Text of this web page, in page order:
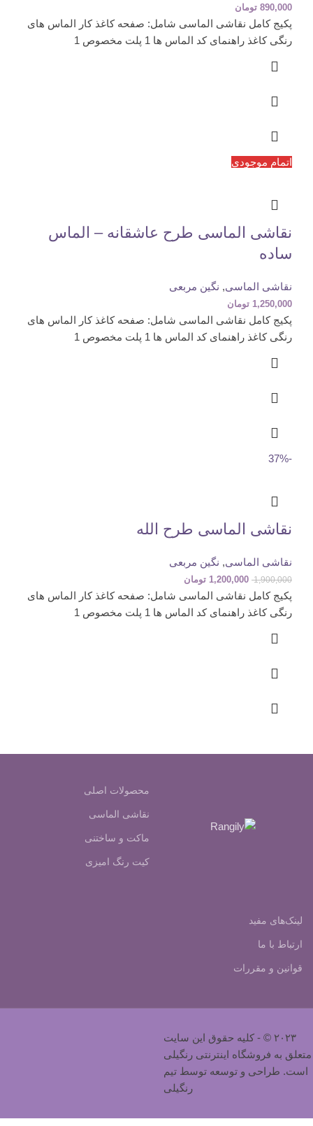
890,000 تومان
پکیج کامل نقاشی الماسی شامل: صفحه کاغذ کار الماس های
رنگی کاغذ راهنمای کد الماس ها 1 پلت مخصوص 1
اتمام موجودی
نقاشی الماسی طرح عاشقانه – الماس
ساده
نقاشی الماسی, نگین مربعی
1,250,000 تومان
پکیج کامل نقاشی الماسی شامل: صفحه کاغذ کار الماس های
رنگی کاغذ راهنمای کد الماس ها 1 پلت مخصوص 1
-37%
نقاشی الماسی طرح الله
نقاشی الماسی, نگین مربعی
1,900,000
1,200,000 تومان
پکیج کامل نقاشی الماسی شامل: صفحه کاغذ کار الماس های
رنگی کاغذ راهنمای کد الماس ها 1 پلت مخصوص 1
محصولات اصلی
نقاشی الماسی
ماکت و ساختنی
کیت رنگ امیزی
لینک‌های مفید
ارتباط با ما
قوانین و مقررات
۲۰۲۳ © - کلیه حقوق این سایت
متعلق به فروشگاه اینترنتی رنگیلی
است. طراحی و توسعه توسط تیم
رنگیلی